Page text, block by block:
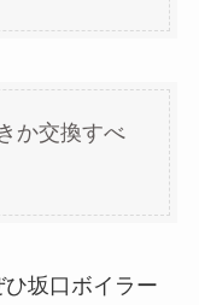
か交換すべ
坂口ボイラー